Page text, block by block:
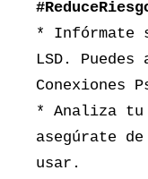
* Infórmate
LSD.
Conexiones
* Analiza tu
asegúrate
usar.